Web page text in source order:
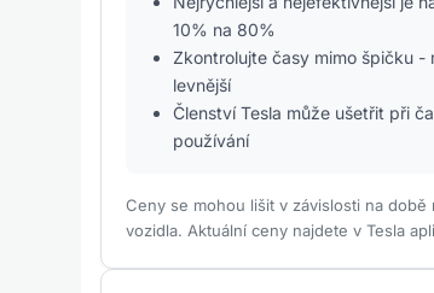
10% na 80%
Zkontrolujte časy mimo špičku -
levnější
Členství Tesla může ušetřit při
používání
Ceny se mohou lišit v závislosti na době
vozidla. Aktuální ceny najdete v Tesla